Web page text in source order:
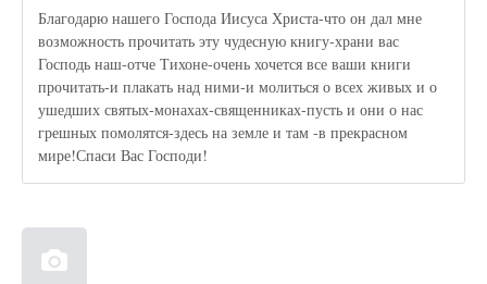
Благодарю нашего Господа Иисуса Христа-что он дал мне
возможность прочитать эту чудесную книгу-храни вас
Господь наш-отче Тихоне-очень хочется все ваши книги
прочитать-и плакать над ними-и молиться о всех живых и о
ушедших святых-монахах-священниках-пусть и они о нас
грешных помолятся-здесь на земле и там -в прекрасном
мире!Спаси Вас Господи!